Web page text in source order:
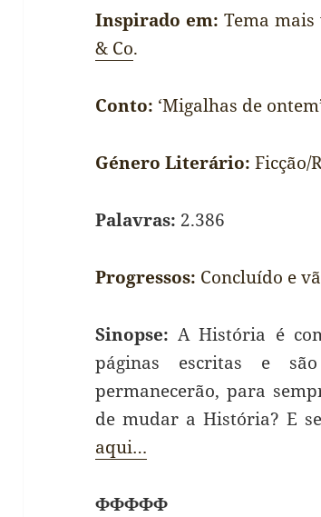
Inspirado em: Tema
& Co.
Conto: ‘Migalhas de
Género Literário: Ficção/
Palavras: 2.386
Progressos: Concluído e
Sinopse: A História é
páginas escritas e são
permanecerão, para
de mudar a História? E
aqui…
ΦΦΦΦΦ